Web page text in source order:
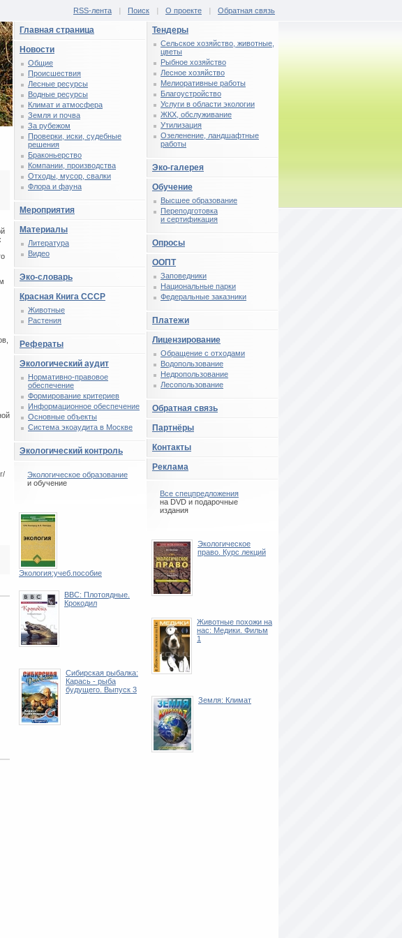
RSS-лента | Поиск | О проекте | Обратная связь
Тендеры
Сельское хозяйство, животные,
цветы
Рыбное хозяйство
Лесное хозяйство
Мелиоративные работы
Благоустройство
Услуги в области экологии
ЖКХ, обслуживание
Утилизация
Озеленение, ландшафтные
работы
Эко-галерея
Обучение
Высшее образование
Переподготовка
и сертификация
Опросы
ООПТ
Заповедники
Национальные парки
Федеральные заказники
Платежи
Лицензирование
Обращение с отходами
Водопользование
Недропользование
Лесопользование
Обратная связь
Партнёры
Контакты
Реклама
Все спецпредложения
на DVD и подарочные
издания
Экологическое
право. Курс лекций
Животные похожи на
нас: Медики. Фильм
1
Земля: Климат
Главная страница
Новости
Общие
Происшествия
Лесные ресурсы
Водные ресурсы
Климат и атмосфера
Земля и почва
За рубежом
Проверки, иски, судебные
решения
Браконьерство
Компании, производства
Отходы, мусор, свалки
Флора и фауна
Мероприятия
Материалы
Литература
Видео
Эко-словарь
Красная Книга СССР
Животные
Растения
Рефераты
Экологический аудит
Нормативно-правовое
обеспечение
Формирование критериев
Информационное обеспечение
Основные объекты
Система экоаудита в Москве
Экологический контроль
Экологическое образование
и обучение
Экология:учеб.пособие
BBC: Плотоядные.
Крокодил
Сибирская рыбалка:
Карась - рыба
будущего. Выпуск 3